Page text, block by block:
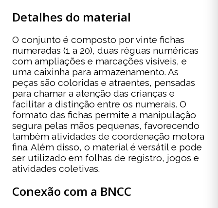
Detalhes do material
O conjunto é composto por vinte fichas
numeradas (1 a 20), duas réguas numéricas
com ampliações e marcações visíveis, e
uma caixinha para armazenamento. As
peças são coloridas e atraentes, pensadas
para chamar a atenção das crianças e
facilitar a distinção entre os numerais. O
formato das fichas permite a manipulação
segura pelas mãos pequenas, favorecendo
também atividades de coordenação motora
fina. Além disso, o material é versátil e pode
ser utilizado em folhas de registro, jogos e
atividades coletivas.
Conexão com a BNCC